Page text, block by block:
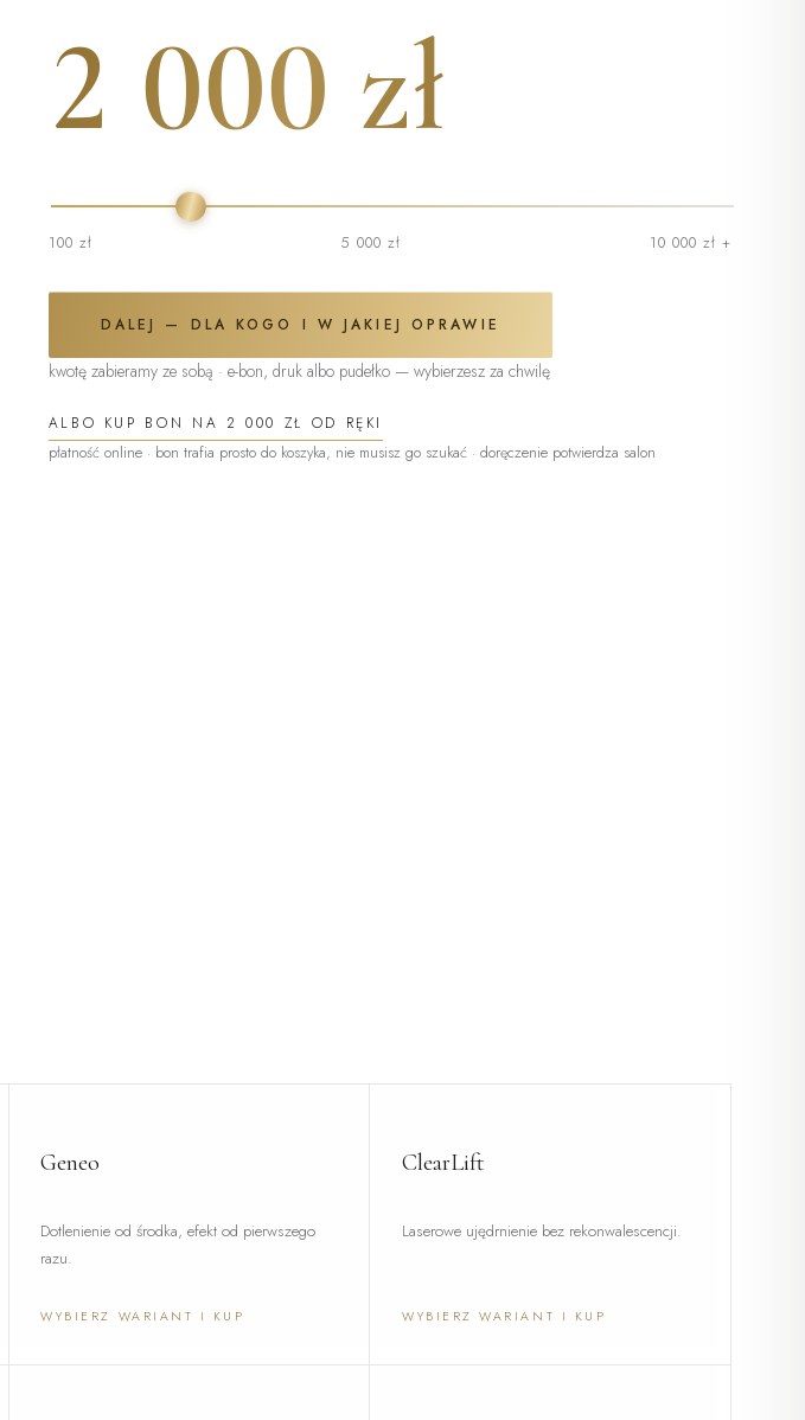
ZABIEGI
„Dla Ciebie — na czas,
który jest tylko Twój"
„DZIĘKUJĘ", KTÓRE
ZOSTAJE
2 000 zł
100 zł 5 000 zł 10 000 zł +
DALEJ — DLA KOGO I W JAKIEJ OPRAWIE
kwotę zabieramy ze sobą · e-bon, druk albo pudełko — wybierzesz za chwilę
ALBO KUP BON NA 2 000 ZŁ OD RĘKI
płatność online · bon trafia prosto do koszyka, nie musisz go szukać · doręczenie potwierdza salon(otwiera się w nowej
Geneo
Dotlenienie od środka, efekt od pierwszego
razu.
WYBIERZ WARIANT I KUP
ClearLift
Laserowe ujędrnienie bez rekonwalescencji.
WYBIERZ WARIANT I KUP